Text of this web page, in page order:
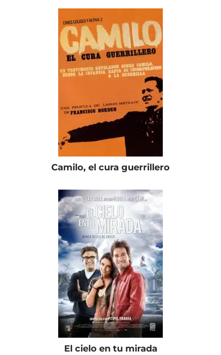
Camilo, el cura guerrillero
El cielo en tu mirada